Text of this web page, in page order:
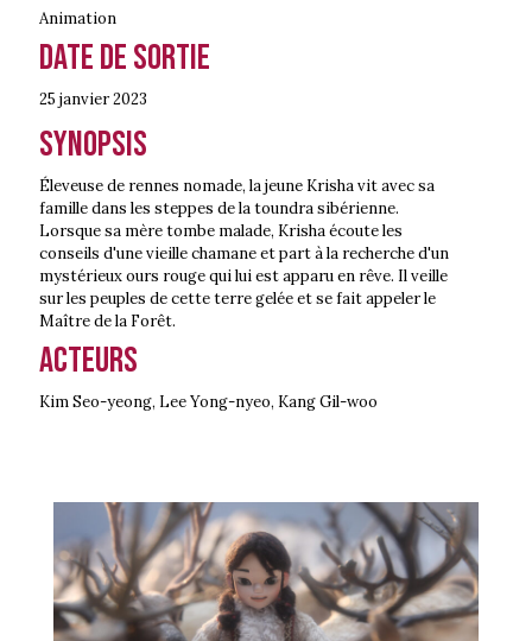
Animation
Date de sortie
25 janvier2023
Synopsis
Éleveuse de rennes nomade, la jeune Krisha vit avec sa
famille dans les steppes de la toundra sibérienne.
Lorsque sa mère tombe malade, Krisha écoute les
conseils d'une vieille chamane et part à la recherche d'un
mystérieux ours rouge qui lui est apparu en rêve. Il veille
sur les peuples de cette terre gelée et se fait appeler le
Maître de la Forêt.
Acteurs
Kim Seo-yeong, Lee Yong-nyeo, Kang Gil-woo